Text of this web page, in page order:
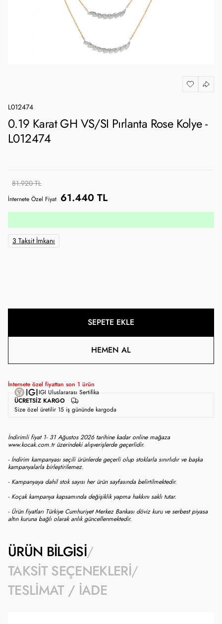
L012474
0.19 Karat GH VS/SI Pırlanta Rose Kolye -
L012474
81.920 TL
İnternete Özel Fiyat 61.440 TL
3 Taksit İmkanı
SEPETE EKLE
HEMEN AL
İnternete özel fiyattan son 1 ürün
ÜCRETSIZ KARGO
IGI Uluslararası Sertifika
Size özel üretilir 15 iş gününde kargoda
İndirimli fiyat 1- 31 Ağustos 2026 tarihine kadar online mağaza
www.kocak.com.tr üzerindeki alışverişlerde geçerlidir.
- İndirim kampanyası seçili ürünlerde geçerli olup stoklarla sınırlıdır ve başka
kampanyalarla birleştirilemez.
- Kampanyaya dahil stok sayısı her ürün sayfasında belirtilmektedir.
- Koçak kampanya kapsamında değişiklik yapma hakkını saklı tutar.
- Ürün fiyatları Türkiye Cumhuriyet Merkez Bankası döviz kuru ve serbest piyasa
altın kuruna bağlı olarak anlık güncellenmektedir.
ÜRÜN BILGISI
TAKSIT SEÇENEKLERI
TESLIMAT / İADE